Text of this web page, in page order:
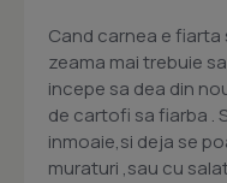
Cand carnea e fiarta
zeama mai trebuie
incepe sa dea din
de cartofi sa fiarba .
inmoaie,si deja se
muraturi ,sau cu